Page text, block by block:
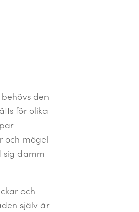
den
för olika
och mögel
sig damm
och
själv är